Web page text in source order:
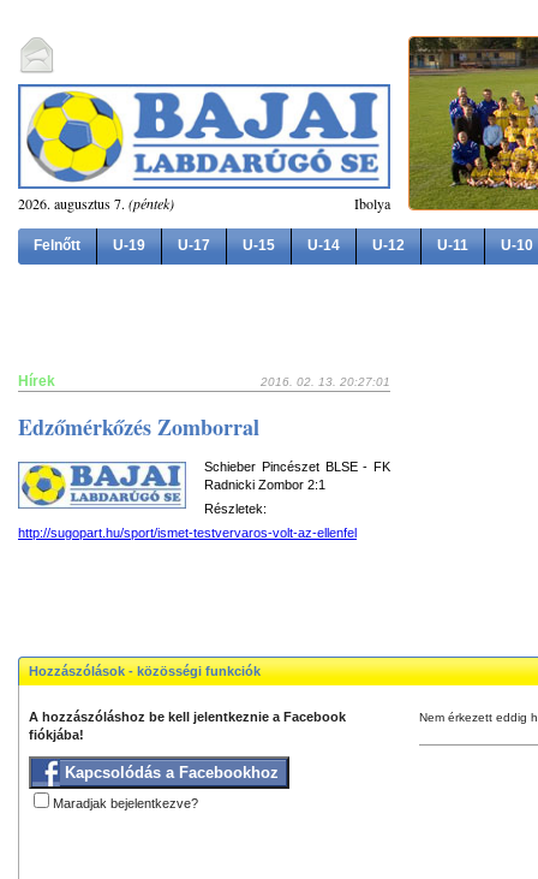
2026. augusztus 7. (péntek) Ibolya
Felnőtt U-19 U-17 U-15 U-14 U-12 U-11 U-10
Hírek 2016. 02. 13. 20:27:01
Edzőmérkőzés Zomborral
Schieber Pincészet BLSE - FK
Radnicki Zombor 2:1
Részletek:
http://sugopart.hu/sport/ismet-testvervaros-volt-az-ellenfel
Hozzászólások - közösségi funkciók
A hozzászóláshoz be kell jelentkeznie a Facebook
fiókjába!
Kapcsolódás a Facebookhoz
Maradjak bejelentkezve?
Nem érkezett eddig